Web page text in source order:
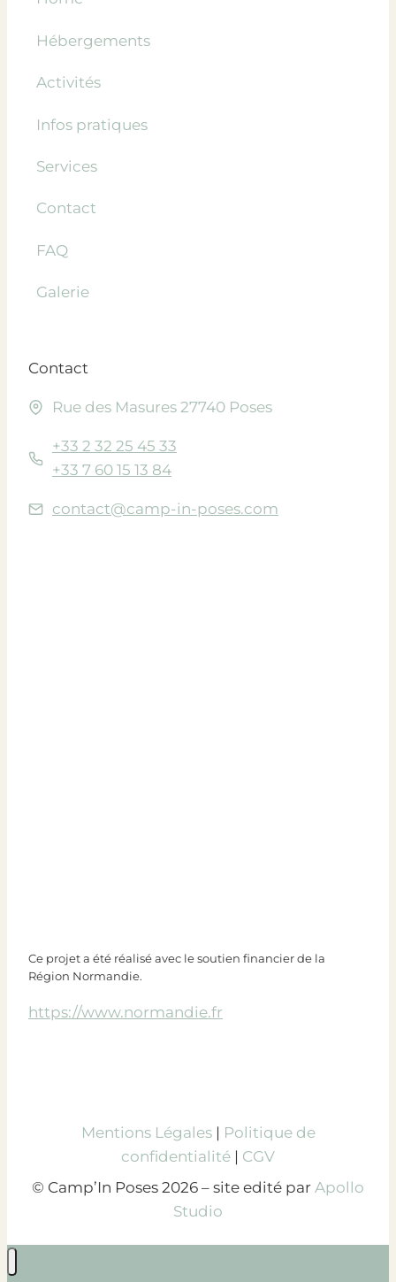
Hébergements
Activités
Infos pratiques
Services
Contact
FAQ
Galerie
Contact
Rue des Masures 27740 Poses
+33 2 32 25 45 33
+33 7 60 15 13 84
contact@camp-in-poses.com
Ce projet a été réalisé avec le soutien financier de la
Région Normandie.
https://www.normandie.fr
Mentions Légales| Politique de
confidentialité | CGV
© Camp’In Poses 2026 – site edité par Apollo
Studio